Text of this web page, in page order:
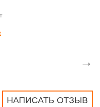
→
НАПИСАТЬ ОТЗЫВ